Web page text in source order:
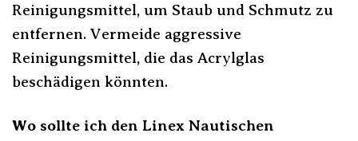
Reinigungsmittel, um Staub und Schmutz zu
entfernen. Vermeide aggressive
Reinigungsmittel, die das Acrylglas
beschädigen könnten.
Wo sollte ich den Linex Nautischen